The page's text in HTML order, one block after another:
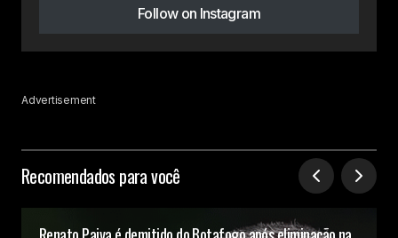
Follow on Instagram
Advertisement
Recomendados para você